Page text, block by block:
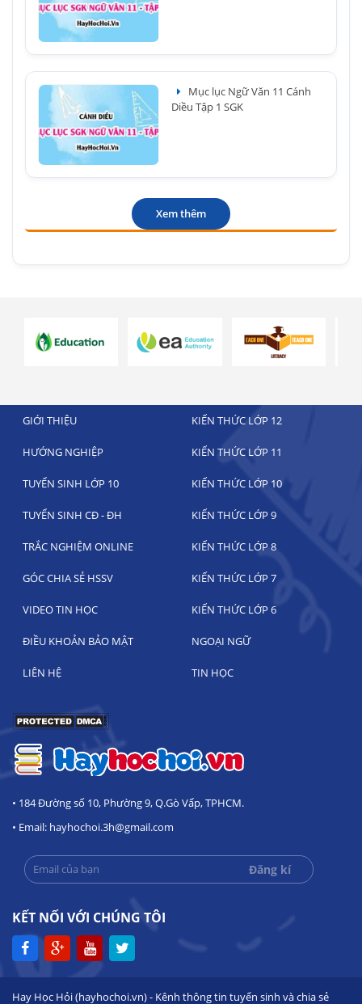
Mục lục Ngữ Văn 11 Cánh
Diều Tập 1 SGK
Xem thêm
GIỚI THIỆU KIẾN THỨC LỚP 12
HƯỚNG NGHIỆP KIẾN THỨC LỚP 11
TUYỂN SINH LỚP 10 KIẾN THỨC LỚP 10
TUYỂN SINH CĐ - ĐH KIẾN THỨC LỚP 9
TRẮC NGHIỆM ONLINE KIẾN THỨC LỚP 8
GÓC CHIA SẺ HSSV KIẾN THỨC LỚP 7
VIDEO TIN HỌC KIẾN THỨC LỚP 6
ĐIỀU KHOẢN BẢO MẬT NGOẠI NGỮ
LIÊN HỆ TIN HỌC
• 184 Đường số 10, Phường 9, Q.Gò Vấp, TPHCM.
• Email: hayhochoi.3h@gmail.com
KẾT NỐI VỚI CHÚNG TÔI
Hay Học Hỏi (hayhochoi.vn) - Kênh thông tin tuyển sinh và chia sẻ